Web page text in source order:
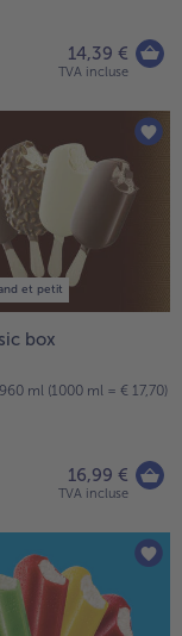
14,39 €
TVA incluse
et petit
box
ml (1000 ml = € 17,70)
16,99 €
TVA incluse